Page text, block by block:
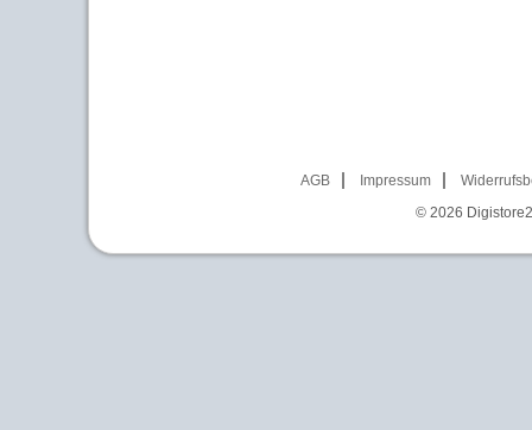
AGB Impressum
© 2026